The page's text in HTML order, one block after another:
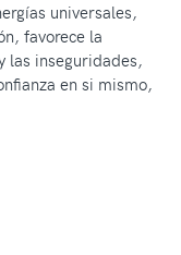
universales,
favorece la
las inseguridades,
en si mismo,